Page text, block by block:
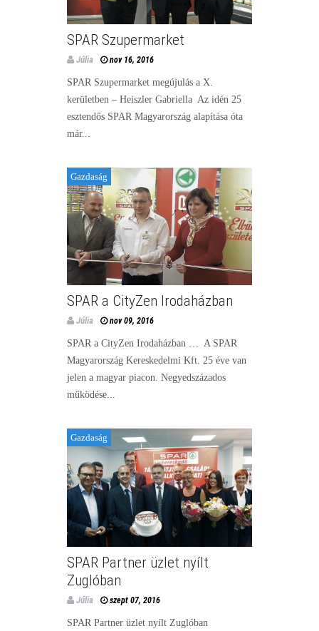
SPAR Szupermarket
Júlia nov 16, 2016
SPAR Szupermarket megújulás a X.
kerületben – Heiszler Gabriella Az idén 25
esztendős SPAR Magyarország alapítása óta
már...
Gazdaság
SPAR a CityZen Irodaházban
Júlia nov 09, 2016
SPAR a CityZen Irodaházban … A SPAR
Magyarország Kereskedelmi Kft. 25 éve van
jelen a magyar piacon. Negyedszázados
működése...
Gazdaság
SPAR Partner üzlet nyílt
Zuglóban
Júlia szept 07, 2016
SPAR Partner üzlet nyílt Zuglóban